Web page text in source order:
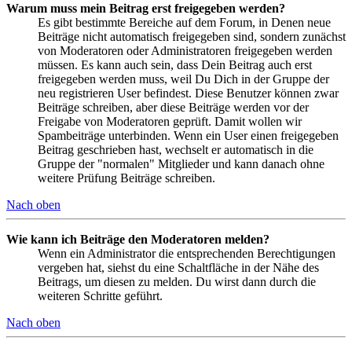
Warum muss mein Beitrag erst freigegeben werden?
Es gibt bestimmte Bereiche auf dem Forum, in Denen neue
Beiträge nicht automatisch freigegeben sind, sondern zunächst
von Moderatoren oder Administratoren freigegeben werden
müssen. Es kann auch sein, dass Dein Beitrag auch erst
freigegeben werden muss, weil Du Dich in der Gruppe der
neu registrieren User befindest. Diese Benutzer können zwar
Beiträge schreiben, aber diese Beiträge werden vor der
Freigabe von Moderatoren geprüft. Damit wollen wir
Spambeiträge unterbinden. Wenn ein User einen freigegeben
Beitrag geschrieben hast, wechselt er automatisch in die
Gruppe der "normalen" Mitglieder und kann danach ohne
weitere Prüfung Beiträge schreiben.
Nach oben
Wie kann ich Beiträge den Moderatoren melden?
Wenn ein Administrator die entsprechenden Berechtigungen
vergeben hat, siehst du eine Schaltfläche in der Nähe des
Beitrags, um diesen zu melden. Du wirst dann durch die
weiteren Schritte geführt.
Nach oben